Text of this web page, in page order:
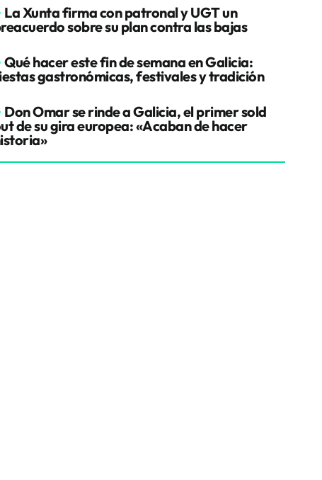
La Xunta firma con patronal y UGT un
sobre su plan contra las bajas
Qué hacer este fin de semana en Galicia:
gastronómicas, festivales y tradición
Don Omar se rinde a Galicia, el primer sold
de su gira europea: «Acaban de hacer